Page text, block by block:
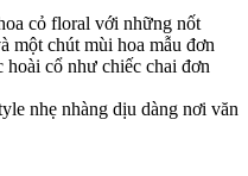
cỏ floral với những nốt
một chút mùi hoa mẫu đơn
cổ như chiếc chai đơn
nhẹ nhàng dịu dàng nơi văn